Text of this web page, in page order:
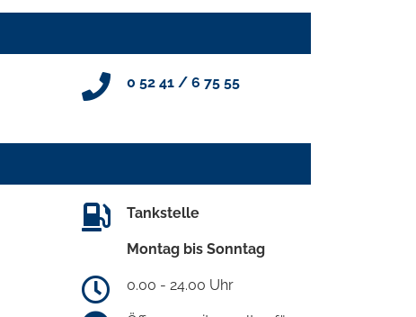
0 52 41 / 6 75 55
Tankstelle
Montag bis Sonntag
0.00 - 24.00 Uhr